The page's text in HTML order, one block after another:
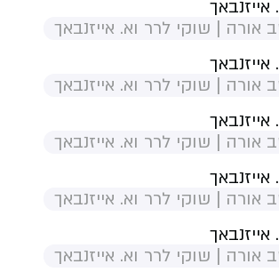
אורה | שוקי לרר וא. אייזנבאך
אורה | שוקי לרר וא. אייזנבאך
אורה | שוקי לרר וא. אייזנבאך
אורה | שוקי לרר וא. אייזנבאך
אורה | שוקי לרר וא. אייזנבאך